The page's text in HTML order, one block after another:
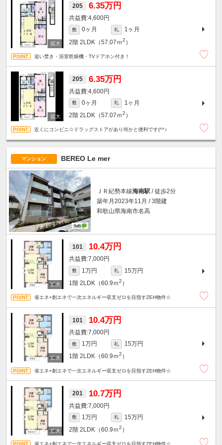
205 6.35万円
4,600円
敷 0ヶ月 礼
1ヶ月
2階 2LDK（57.07ｍ2 ）
追い焚き・浴室乾燥機・TVドアホン付き！
205 6.35万円
4,600円
敷 0ヶ月 礼
1ヶ月
2階 2LDK（57.07ｍ2 ）
近くにコンビニ☆ドラッグストアがあり何かと便利です(^^♪
マンション BEREO Le mer
ＪＲ紀勢本線海南駅 / 徒歩2分
築年月2023年11月 / 3階建
和歌山県海南市名高
101 10.4万円
7,000円
敷 1万円 礼
15万円
1階 2LDK（60.9ｍ2 ）
省エネ+創エネで一次エネルギー収支ゼロを目指すZEH物件☆
101 10.4万円
7,000円
敷 1万円 礼
15万円
1階 2LDK（60.9ｍ2 ）
省エネ+創エネで一次エネルギー収支ゼロを目指すZEH物件☆
201 10.7万円
7,000円
敷 1万円 礼
15万円
2階 2LDK（60.9ｍ2 ）
省エネ+創エネで一次エネルギー収支ゼロを目指すZEH物件☆